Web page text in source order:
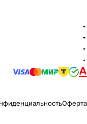
Оферта